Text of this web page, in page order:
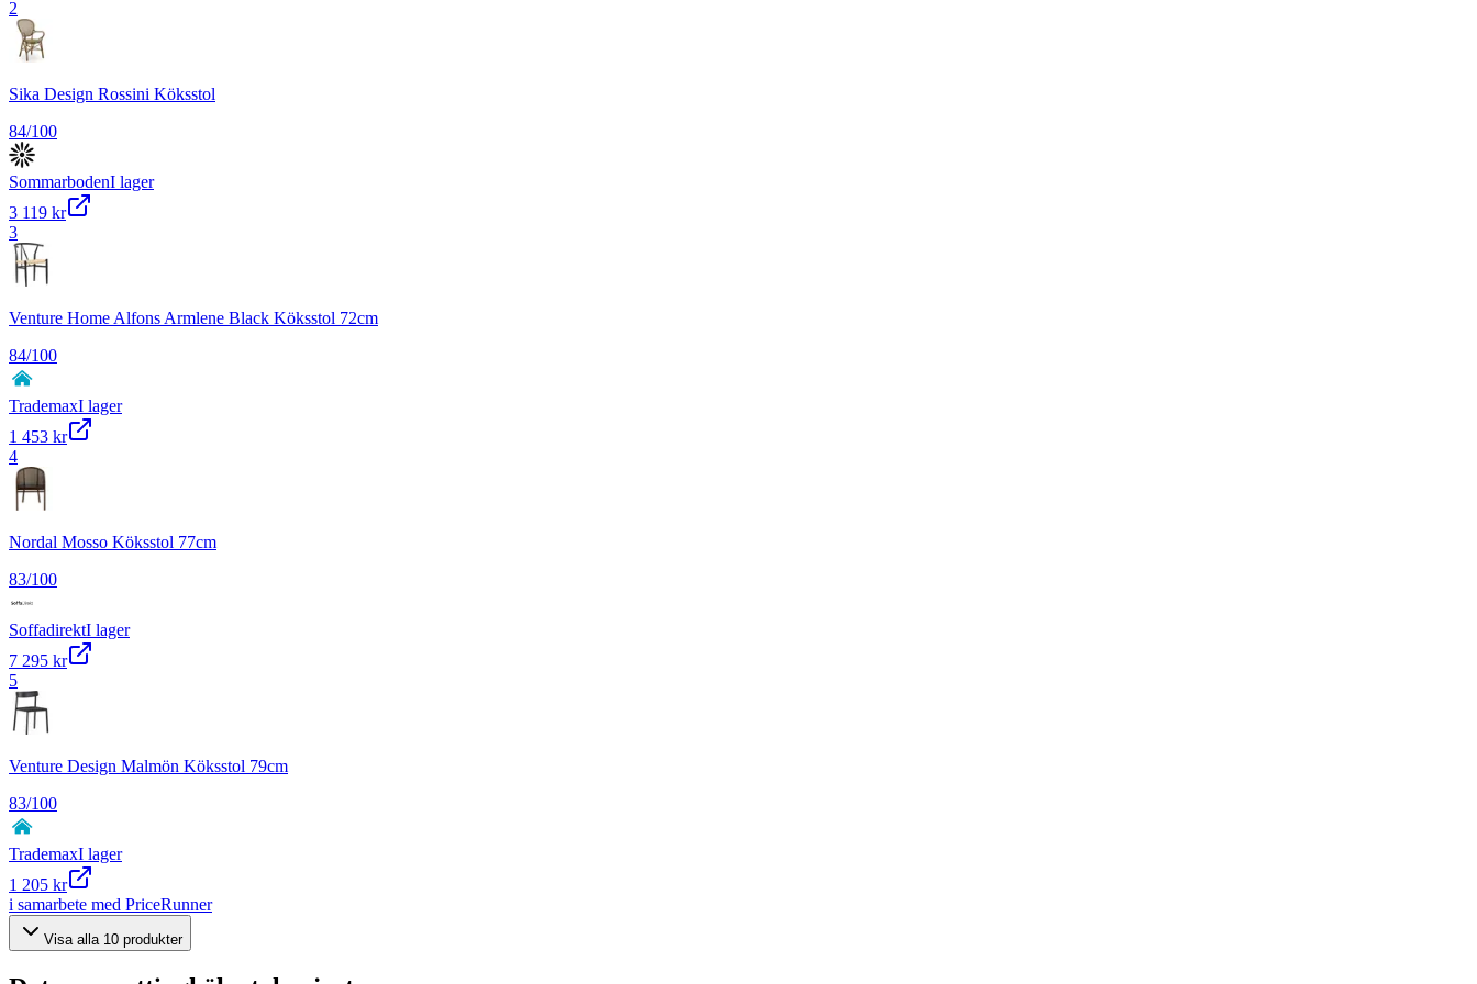
2
Sika Design Rossini Köksstol
84/100
SommarbodenI lager
3 119 kr
3
Venture Home Alfons Armlene Black Köksstol 72cm
84/100
TrademaxI lager
1 453 kr
4
Nordal Mosso Köksstol 77cm
83/100
SoffadirektI lager
7 295 kr
5
Venture Design Malmön Köksstol 79cm
83/100
TrademaxI lager
1 205 kr
i samarbete med PriceRunner
Visa alla 10 produkter